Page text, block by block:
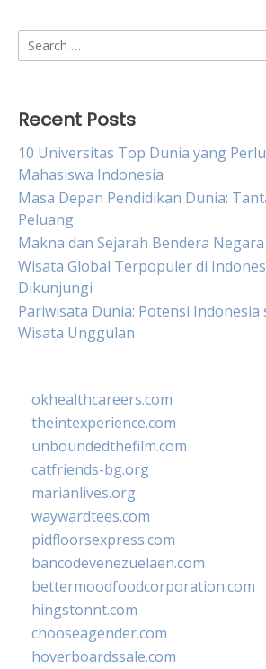
Search
for:
Recent Posts
10 Universitas Top Dunia yang
Mahasiswa Indonesia
Masa Depan Pendidikan Dunia:
Peluang
Makna dan Sejarah Bendera
Wisata Global Terpopuler di
Dikunjungi
Pariwisata Dunia: Potensi Indonesia
Wisata Unggulan
okhealthcareers.com
theintexperience.com
unboundedthefilm.com
catfriends-bg.org
marianlives.org
waywardtees.com
pidfloorsexpress.com
bancodevenezuelaen.com
bettermoodfoodcorporation.com
hingstonnt.com
chooseagender.com
hoverboardssale.com